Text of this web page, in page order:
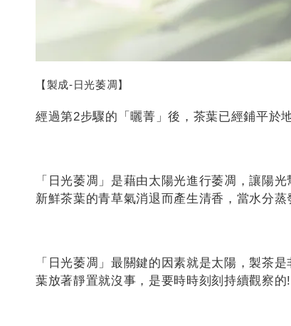
【製成-日光萎凋】
經過第2步驟的「曬菁」後，茶葉已經鋪平於
「日光萎凋」是藉由太陽光進行萎凋，讓陽
新鮮茶葉的青草氣消退而產生清香，當水分
「日光萎凋」最關鍵的因素就是太陽，製茶
葉放著靜置就沒事，是要時時刻刻持續觀察的!